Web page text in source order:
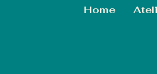
Home